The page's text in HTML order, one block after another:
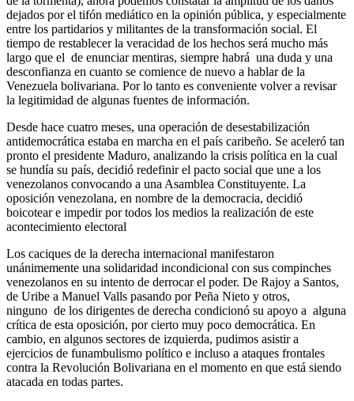
dejados por el tifón mediático en la opinión pública, y especialmente
entre los partidarios y militantes de la transformación social. El
tiempo de restablecer la veracidad de los hechos será mucho más
largo que el de enunciar mentiras, siempre habrá una duda y una
desconfianza en cuanto se comience de nuevo a hablar de la
Venezuela bolivariana. Por lo tanto es conveniente volver a revisar
la legitimidad de algunas fuentes de información.
Desde hace cuatro meses, una operación de desestabilización
antidemocrática estaba en marcha en el país caribeño. Se aceleró tan
pronto el presidente Maduro, analizando la crisis política en la cual
se hundía su país, decidió redefinir el pacto social que une a los
venezolanos convocando a una Asamblea Constituyente. La
oposición venezolana, en nombre de la democracia, decidió
boicotear e impedir por todos los medios la realización de este
acontecimiento electoral
Los caciques de la derecha internacional manifestaron
unánimemente una solidaridad incondicional con sus compinches
venezolanos en su intento de derrocar el poder. De Rajoy a Santos,
de Uribe a Manuel Valls pasando por Peña Nieto y otros,
ninguno de los dirigentes de derecha condicionó su apoyo a alguna
crítica de esta oposición, por cierto muy poco democrática. En
cambio, en algunos sectores de izquierda, pudimos asistir a
ejercicios de funambulismo político e incluso a ataques frontales
contra la Revolución Bolivariana en el momento en que está siendo
atacada en todas partes.